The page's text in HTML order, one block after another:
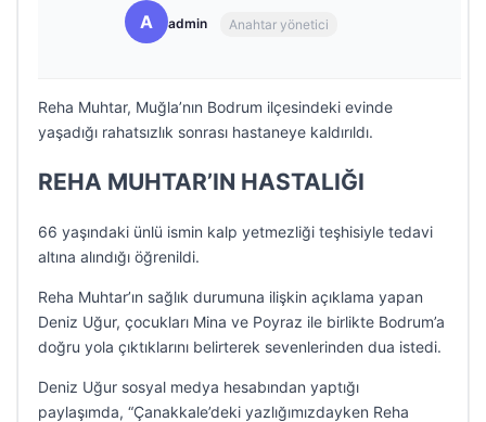
A admin Anahtar yönetici
Reha Muhtar, Muğla’nın Bodrum ilçesindeki evinde
yaşadığı rahatsızlık sonrası hastaneye kaldırıldı.
REHA MUHTAR’IN HASTALIĞI
66 yaşındaki ünlü ismin kalp yetmezliği teşhisiyle tedavi
altına alındığı öğrenildi.
Reha Muhtar’ın sağlık durumuna ilişkin açıklama yapan
Deniz Uğur, çocukları Mina ve Poyraz ile birlikte Bodrum’a
doğru yola çıktıklarını belirterek sevenlerinden dua istedi.
Deniz Uğur sosyal medya hesabından yaptığı
paylaşımda, “Çanakkale’deki yazlığımızdayken Reha